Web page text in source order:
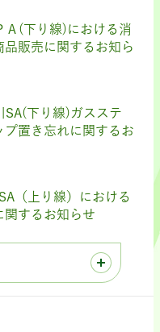
Ａ(下り線)における消
販売に関するお知ら
SA(下り線)ガスステ
プ置き忘れに関するお
（上り線）における
関するお知らせ